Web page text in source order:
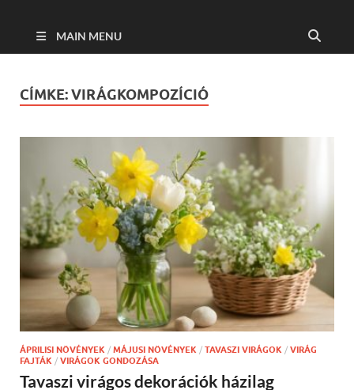
MAIN MENU
CÍMKE:VIRÁGKOMPOZÍCIÓ
ÁPRILISI NÖVÉNYEK / MÁJUSI NÖVÉNYEK / TAVASZI VIRÁGOK / VIRÁG
FAJTÁK / VIRÁGOK GONDOZÁSA
Tavaszi virágos dekorációk házilag